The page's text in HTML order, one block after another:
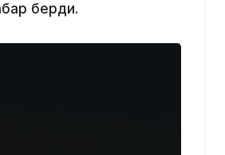
берди.